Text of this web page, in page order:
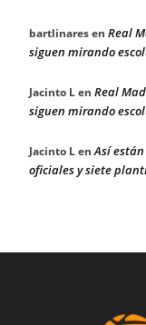
bartlinaresen Real
siguen mirando
Jacinto Len Real
siguen mirando
Jacinto LenAsí
oficiales y siete